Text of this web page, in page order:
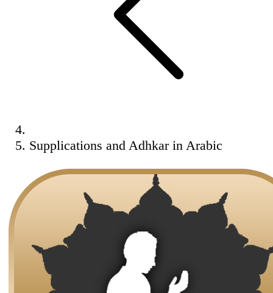
Supplications and Adhkar in Arabic